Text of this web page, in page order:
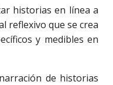
historias en línea a
reflexivo que se crea
y medibles en
de historias